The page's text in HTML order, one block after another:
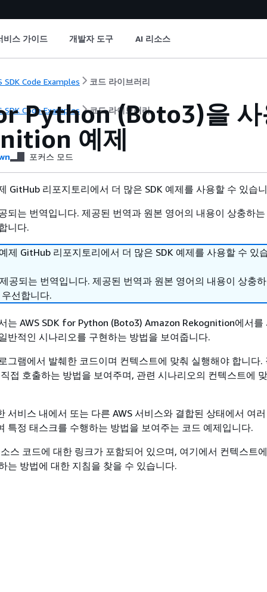
비스 가이드 개발자 도구 AI 리소스
SDK Code Examples 코드 라이브러리
SDK Code Examples 코드 라이브러리
Python (Boto3)을
예제
포커스 모드
GitHub 리포지토리에서 더 많은 SDK 예제를 사용할 수 있습
되는 번역입니다. 제공된 번역과 원본 영어의 내용이 상충하
니다.
제 GitHub 리포지토리에서 더 많은 SDK 예제를 사용할 수 있
공되는 번역입니다. 제공된 번역과 원본 영어의 내용이 상충
선합니다.
는 AWS SDK for Python (Boto3) Amazon Rekognition에서를
반적인 시나리오를 구현하는 방법을 보여줍니다.
그램에서 발췌한 코드이며 컨텍스트에 맞춰 실행해야 합니다.
접 호출하는 방법을 보여주며, 관련 시나리오의 컨텍스트에
서비스 내에서 또는 다른 AWS 서비스와 결합된 상태에서 여
특정 태스크를 수행하는 방법을 보여주는 코드 예제입니다.
스 코드에 대한 링크가 포함되어 있으며, 여기에서 컨텍스트
는 방법에 대한 지침을 찾을 수 있습니다.